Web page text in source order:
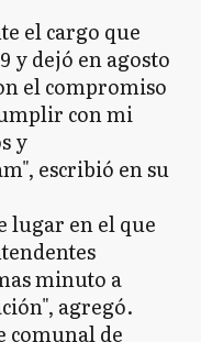
el cargo que
y dejó en agosto
el compromiso
con mi
y
escribió en su
lugar en el que
minuto a
agregó.
comunal de